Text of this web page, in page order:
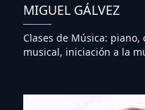
MIGUEL GÁLVEZ
Clases de Música:
musical, iniciación a la